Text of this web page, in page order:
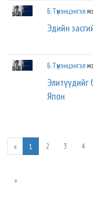
Б.Түмэнцэнгэл
Эдийн
Б.Түмэнцэнгэл
Элитүүдийг
Япон
« 1 2 3 4
»